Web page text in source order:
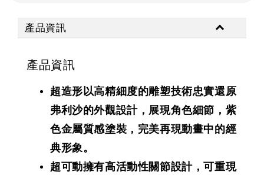
產品資訊
產品資訊
超造形以高精細度的雕塑技術忠實還原
弗利沙的外觀設計，展現角色細節，紫
色金屬質感塗裝，完美再現動畫中的經
典形象。
超可動擁有高活動性關節設計，可重現